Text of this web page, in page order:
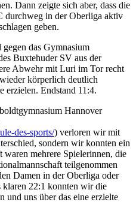
Dann zeigte sich aber, dass die
durchweg in der Oberliga aktiv
geben.
das Gymnasium
Buxtehuder SV aus der
Abwehr mit Luri im Tor recht
körperlich deutlich
erzielen. Endstand 11:4.
Hannover
des-sports/) verloren wir mit
sondern wir konnten ein
mehrere Spielerinnen, die
teilgenommen
Damen in der Oberliga oder
klaren 22:1 konnten wir die
und uns über das eine erzielte